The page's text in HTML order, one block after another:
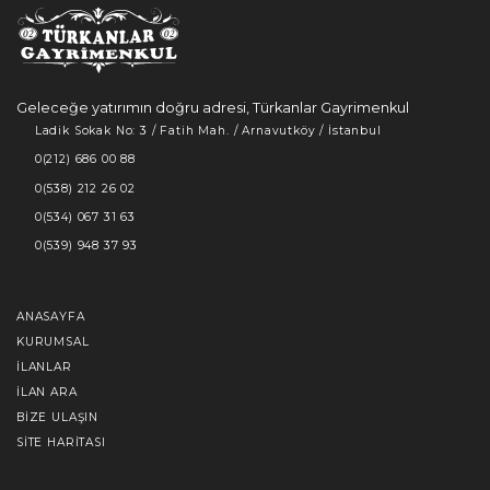
Geleceğe yatırımın doğru adresi, Türkanlar Gayrimenkul
Ladik Sokak No: 3 / Fatih Mah. / Arnavutköy / İstanbul
0(212) 686 00 88
0(538) 212 26 02
0(534) 067 31 63
0(539) 948 37 93
ANASAYFA
KURUMSAL
İLANLAR
İLAN ARA
BIZE ULAŞIN
SITE HARITASI